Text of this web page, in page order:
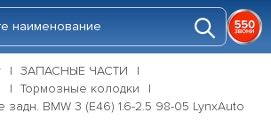
ЗАПАСНЫЕ ЧАСТИ
Тормозные колодки
BMW 3 (E46) 1.6-2.5 98-05 LynxAuto